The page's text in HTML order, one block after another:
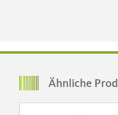
Ähnliche